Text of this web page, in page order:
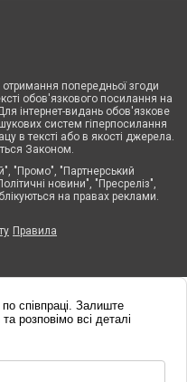
попередньої згоди
обов'язкового посилання на
інтернет-видань обов'язкове
систем гіперпосилання
в тексті або в якості джерела.
Законом.
"Промо", "Партнерський
новини", "Пресреліз",
на правах реклами.
Правила
співпраці. Залиште
розповімо всі деталі